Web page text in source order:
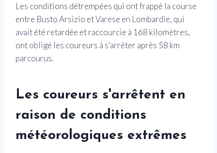
Les conditions détrempées qui ont frappé la course
entre Busto Arsizio et Varese en Lombardie, qui
avait été retardée et raccourcie à 168 kilomètres,
ont obligé les coureurs à s'arrêter après 58 km
parcourus.
Les coureurs s'arrêtent en
raison de conditions
météorologiques extrêmes